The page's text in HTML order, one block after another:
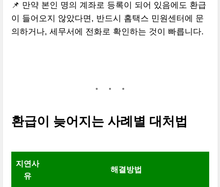
📌 만약 본인 명의 계좌로 등록이 되어 있음에도 환급
이 들어오지 않았다면, 반드시 홈택스 민원센터에 문
의하거나, 세무서에 전화로 확인하는 것이 빠릅니다.
환급이 늦어지는 사례별 대처법
지연사
유
해결방법